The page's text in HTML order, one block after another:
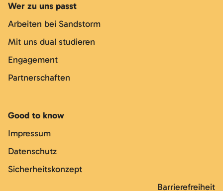
Wer zu uns passt
Arbeiten bei Sandstorm
Mit uns dual studieren
Engagement
Partnerschaften
Good to know
Impressum
Datenschutz
Sicherheitskonzept
Barrierefreiheit